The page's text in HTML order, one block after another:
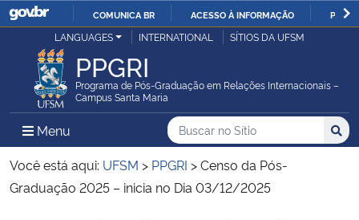
IR
O
COMUNICA BR ACESSO À INFORMAÇÃO
Ministério da Justiça e Segurança Pública
Ministério da Defesa
Ministério das Relações Exteriores
LANGUAGES INTERNATIONAL SÍTIOS DA UFSM
PPGRI
Programa de Pós-Graduação em Relações Internacionais –
Campus Santa Maria
Menu Menu Principal do Sítio
Busca
Buscar no no Sítio
Busca:
Você está aqui: UFSM > PPGRI >Censo da Pós-
Graduação 2025 – inicia no Dia 03/12/2025